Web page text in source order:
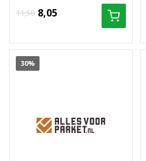
11,50 8,05
30%